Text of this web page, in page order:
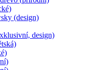
(design)
design)